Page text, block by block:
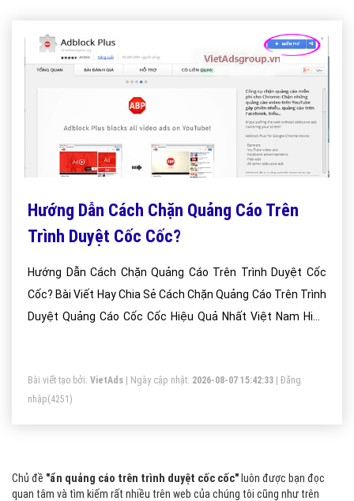
Hướng Dẫn Cách Chặn Quảng Cáo Trên
Trình Duyệt Cốc Cốc?
Hướng Dẫn Cách Chặn Quảng Cáo Trên Trình Duyệt Cốc
Cốc? Bài Viết Hay Chia Sẻ Cách Chặn Quảng Cáo Trên Trình
Duyệt Quảng Cáo Cốc Cốc Hiệu Quả Nhất Việt Nam Hiện
Bài viết tạo bởi: VietAds | Ngày cập nhật: 2026-08-07 15:42:33
Đăng
nhập(4251)
Chủ đề "ẩn quảng cáo trên trình duyệt cốc cốc" luôn được bạn đọc
quan tâm và tìm kiếm rất nhiều trên web của chúng tôi cũng như trên